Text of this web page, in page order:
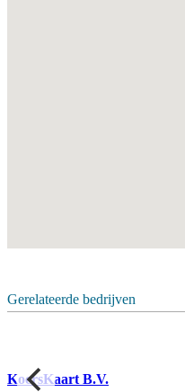
Gerelateerde bedrijven
KoersKaart B.V.